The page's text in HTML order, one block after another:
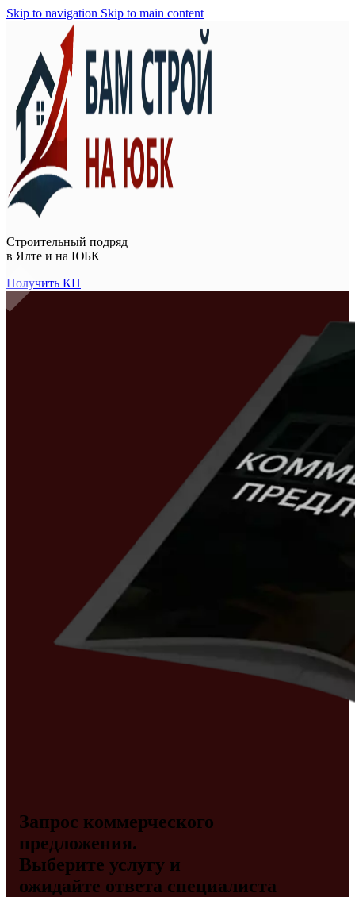
Skip to navigation Skip to main content
Строительный подряд
в Ялте и на ЮБК
Получить КП
Запрос коммерческого
предложения.
Выберите услугу и
ожидайте ответа специалиста